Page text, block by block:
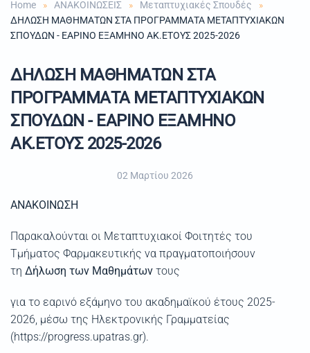
Home ΑΝΑΚΟΙΝΩΣΕΙΣ
Μεταπτυχιακές Σπουδές
ΔΗΛΩΣΗ ΜΑΘΗΜΑΤΩΝ ΣΤΑ ΠΡΟΓΡΑΜΜΑΤΑ ΜΕΤΑΠΤΥΧΙΑΚΩΝ
ΣΠΟΥΔΩΝ - ΕΑΡΙΝΟ ΕΞΑΜΗΝΟ ΑΚ.ΕΤΟΥΣ 2025-2026
ΔΗΛΩΣΗ ΜΑΘΗΜΑΤΩΝ ΣΤΑ
ΠΡΟΓΡΑΜΜΑΤΑ ΜΕΤΑΠΤΥΧΙΑΚΩΝ
ΣΠΟΥΔΩΝ - ΕΑΡΙΝΟ ΕΞΑΜΗΝΟ
ΑΚ.ΕΤΟΥΣ 2025-2026
02 Μαρτίου 2026
ΑΝΑΚΟΙΝΩΣΗ
Παρακαλούνται οι Μεταπτυχιακοί Φοιτητές του
Τμήματος Φαρμακευτικής να πραγματοποιήσουν
τη Δήλωση των Μαθημάτων τους
για το εαρινό εξάμηνο του ακαδημαϊκού έτους 2025-
2026, μέσω της Ηλεκτρονικής Γραμματείας
(https://progress.upatras.gr).